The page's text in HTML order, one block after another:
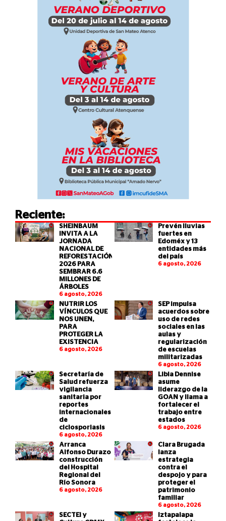
Reciente:
SHEINBAUM
INVITA A LA
JORNADA
NACIONAL DE
REFORESTACIÓN
2026 PARA
SEMBRAR 6.6
MILLONES DE
ÁRBOLES
6 agosto, 2026
Prevén lluvias
fuertes en
Edoméx y 13
entidades más
del país
6 agosto, 2026
NUTRIR LOS
VÍNCULOS QUE
NOS UNEN,
PARA
PROTEGER LA
EXISTENCIA
6 agosto, 2026
SEP impulsa
acuerdos sobre
uso de redes
sociales en las
aulas y
regularización
de escuelas
militarizadas
6 agosto, 2026
Secretaría de
Salud refuerza
vigilancia
sanitaria por
reportes
internacionales
de
ciclosporiasis
6 agosto, 2026
Libia Dennise
asume
liderazgo de la
GOAN y llama a
fortalecer el
trabajo entre
estados
6 agosto, 2026
Arranca
Alfonso Durazo
construcción
del Hospital
Regional del
Río Sonora
6 agosto, 2026
Clara Brugada
lanza
estrategia
contra el
despojo y para
proteger el
patrimonio
familiar
6 agosto, 2026
SECTEI y
Iztapalapa